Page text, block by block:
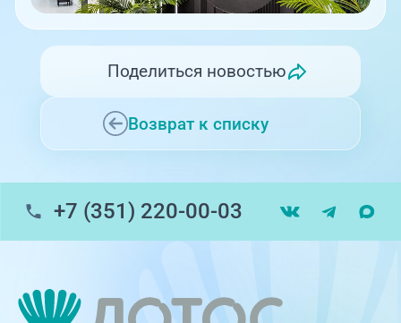
Возврат к списку
Поделиться новостью
+7 (351) 220-00-03